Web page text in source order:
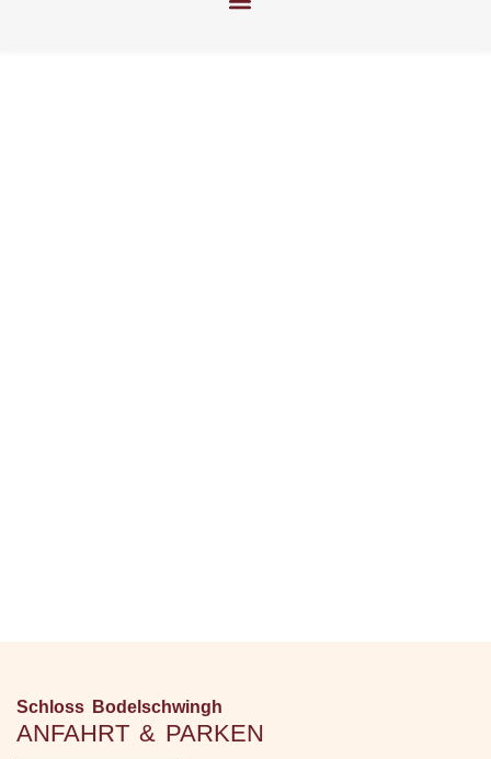
Schloss Bodelschwingh
ANFAHRT & PARKEN